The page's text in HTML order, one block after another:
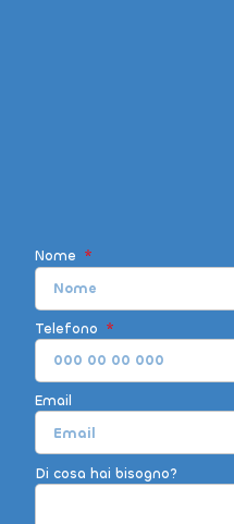
Nome
Telefono
Email
Di cosa hai bisogno?